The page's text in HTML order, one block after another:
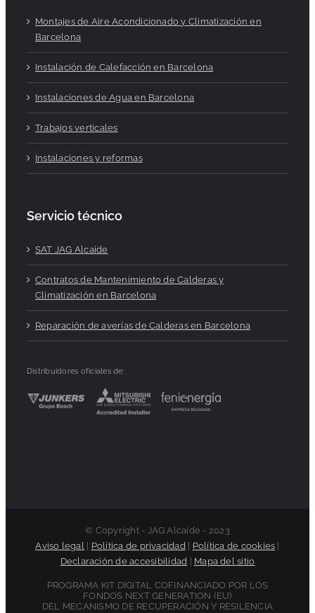
Montajes de Aire Acondicionado y Climatización en
Barcelona
Instalación de Calefacción en Barcelona
Instalaciones de Agua en Barcelona
Trabajos verticales
Instalaciones y reformas
Servicio técnico
SAT JAG Alcaide
Contratos de Mantenimiento de Calderas y
Climatización en Barcelona
Reparación de averías de Calderas en Barcelona
Distribuidores oficiales de:
© Copyright - JAG Alcaide - 2023
Aviso legal| Política de privacidad| Política de cookies
Declaración de accesibilidad
Mapa del sitio
PROGRAMA KIT DIGITAL COFINANCIADO POR LOS
FONDOS NEXT GENERATION (EU)
DEL MECANISMO DE RECUPERACIÓN Y RESILENCIA